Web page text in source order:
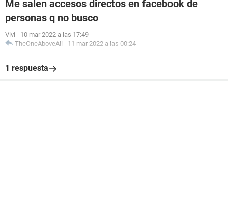
Me salen accesos directos en facebook de
personas q no busco
Vivi - 10 mar 2022 a las 17:49
TheOneAboveAll - 11 mar 2022 a las 00:24
1 respuesta